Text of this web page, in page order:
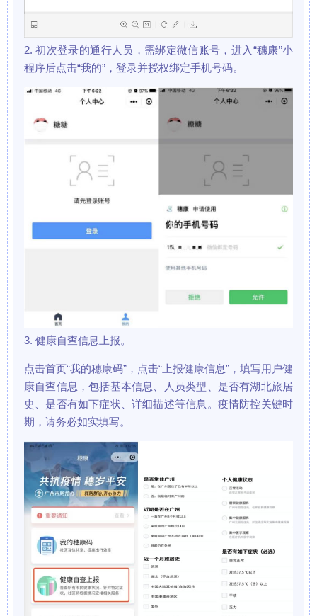
2. 初次登录的通行人员，需绑定微信账号，进入“穗康”小
程序后点击“我的”，登录并授权绑定手机号码。
3. 健康自查信息上报。
点击首页“我的穗康码”，点击“上报健康信息”，填写用户健
康自查信息，包括基本信息、人员类型、是否有湖北旅居
史、是否有如下症状、详细描述等信息。疫情防控关键时
期，请务必如实填写。